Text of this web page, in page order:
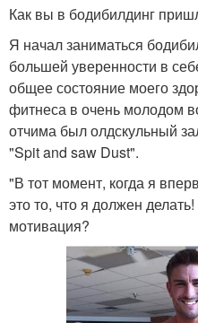
Как вы в бодибилдинг
Я начал заниматься
большей уверенности в
общее состояние моего
фитнеса в очень молодом
отчима был олдскульный
"Spit and saw Dust".
"В тот момент, когда я
это то, что я должен
мотивация?